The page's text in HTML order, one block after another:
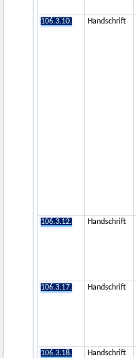
106.3.10.
Handschrift
106.3.12.
Handschrift
106.3.17.
Handschrift
106.3.18.
Handschrift